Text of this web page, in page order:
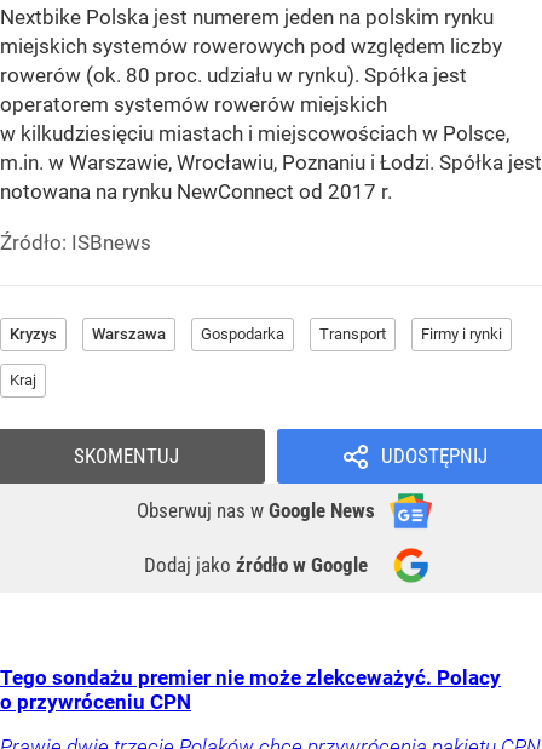
Nextbike Polska jest numerem jeden na polskim rynku
miejskich systemów rowerowych pod względem liczby
rowerów (ok. 80 proc. udziału w rynku). Spółka jest
operatorem systemów rowerów miejskich
w kilkudziesięciu miastach i miejscowościach w Polsce,
m.in. w Warszawie, Wrocławiu, Poznaniu i Łodzi. Spółka jest
notowana na rynku NewConnect od 2017 r.
Źródło: ISBnews
Kryzys Warszawa Gospodarka Transport Firmy i rynki
Kraj
UDOSTĘPNIJ
Obserwuj nas w Google News
Dodaj jako źródło w Google
SKOMENTUJ
Tego sondażu premier nie może zlekceważyć. Polacy
o przywróceniu CPN